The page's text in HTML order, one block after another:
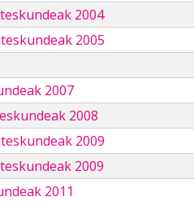
2004
2005
2007
2008
2009
2009
2011